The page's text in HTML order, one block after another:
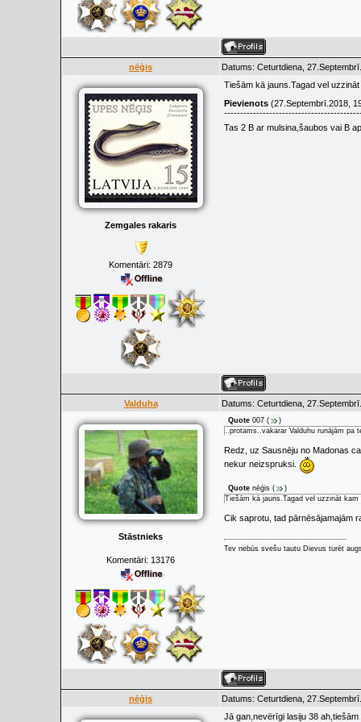
nēģis Datums: Ceturtdiena,
Zemgales rakaris
Komentāri: 2879
Tiešām kā jauns.Tagad vel
Pievienots (27.Septembrī.2018,
Tas 2 B ar mulsina,šaubos vai B
Valduha Datums: Ceturtdiena,
Stāstnieks
Komentāri: 13176
Quote 007 (
)
..protams..vakarar Valduhu runājām
Redz, uz Sausnēju no Madonas
nekur neizspruksi.
Quote nēģis (
)
Tiešām kā jauns.Tagad vel uzzināt kam
Cik saprotu, tad pārnēsājamajām
Tev nebūs svešu tautu Dievus turēt
nēģis Datums: Ceturtdiena,
Jā gan,nevërīgi lasiju 38